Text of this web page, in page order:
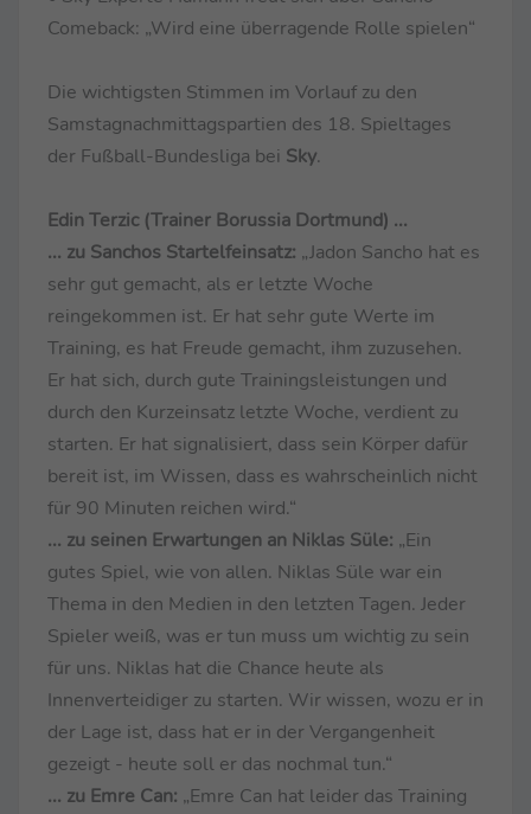
Comeback: „Wird eine überragende Rolle spielen“
Die wichtigsten Stimmen im Vorlauf zu den
Samstagnachmittagspartien des 18. Spieltages
der Fußball-Bundesliga bei Sky.
Edin Terzic (Trainer Borussia Dortmund) ...
... zu Sanchos Startelfeinsatz: „Jadon Sancho hat es
sehr gut gemacht, als er letzte Woche
reingekommen ist. Er hat sehr gute Werte im
Training, es hat Freude gemacht, ihm zuzusehen.
Er hat sich, durch gute Trainingsleistungen und
durch den Kurzeinsatz letzte Woche, verdient zu
starten. Er hat signalisiert, dass sein Körper dafür
bereit ist, im Wissen, dass es wahrscheinlich nicht
für 90 Minuten reichen wird.“
... zu seinen Erwartungen an Niklas Süle: „Ein
gutes Spiel, wie von allen. Niklas Süle war ein
Thema in den Medien in den letzten Tagen. Jeder
Spieler weiß, was er tun muss um wichtig zu sein
für uns. Niklas hat die Chance heute als
Innenverteidiger zu starten. Wir wissen, wozu er in
der Lage ist, dass hat er in der Vergangenheit
gezeigt - heute soll er das nochmal tun.“
... zu Emre Can: „Emre Can hat leider das Training